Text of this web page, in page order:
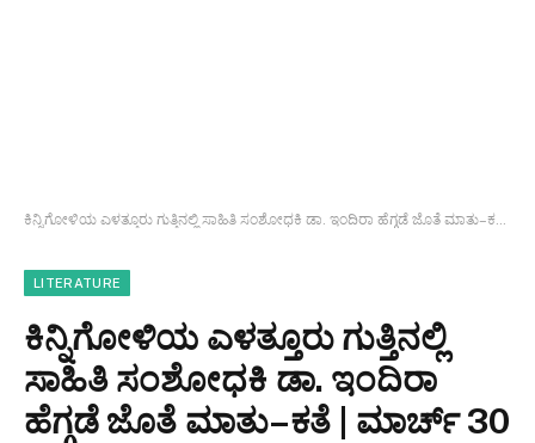
ಕಿನ್ನಿಗೋಳಿಯ ಎಳತ್ತೂರು ಗುತ್ತಿನಲ್ಲಿ ಸಾಹಿತಿ ಸಂಶೋಧಕಿ ಡಾ. ಇಂದಿರಾ ಹೆಗ್ಗಡೆ ಜೊತೆ ಮಾತು–ಕತೆ | ಮಾರ್ಚ್ 30
LITERATURE
ಕಿನ್ನಿಗೋಳಿಯ ಎಳತ್ತೂರು ಗುತ್ತಿನಲ್ಲಿ
ಸಾಹಿತಿ ಸಂಶೋಧಕಿ ಡಾ. ಇಂದಿರಾ
ಹೆಗ್ಗಡೆ ಜೊತೆ ಮಾತು–ಕತೆ | ಮಾರ್ಚ್ 30